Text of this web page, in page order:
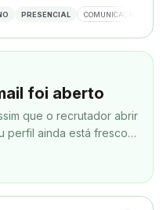
PRESENCIAL COMUNICAÇÃO
foi aberto
que o recrutador abrir
perfil ainda está fresco